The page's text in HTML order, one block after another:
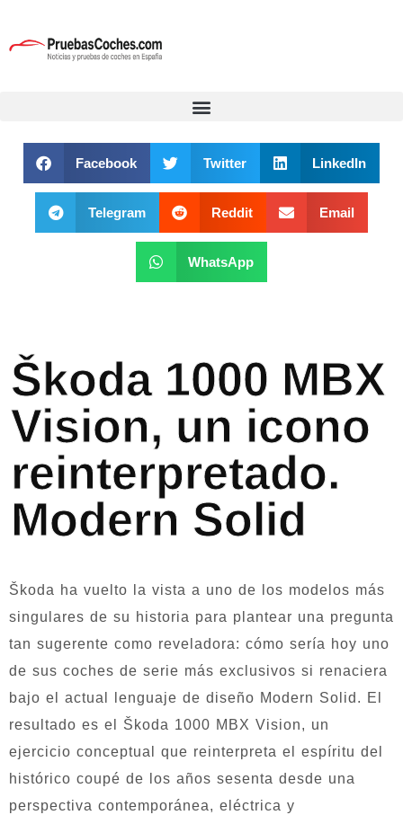
Facebook Twitter LinkedIn
Telegram Reddit Email
WhatsApp
Škoda 1000 MBX
Vision, un icono
reinterpretado.
Modern Solid
Škoda ha vuelto la vista a uno de los modelos más
singulares de su historia para plantear una pregunta
tan sugerente como reveladora: cómo sería hoy uno
de sus coches de serie más exclusivos si renaciera
bajo el actual lenguaje de diseño Modern Solid. El
resultado es el Škoda 1000 MBX Vision, un
ejercicio conceptual que reinterpreta el espíritu del
histórico coupé de los años sesenta desde una
perspectiva contemporánea, eléctrica y